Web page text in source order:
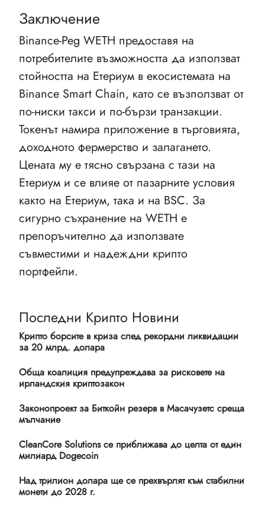
Заключение
Binance-Peg WETH предоставя на
потребителите възможността да използват
стойността на Етериум в екосистемата на
Binance Smart Chain, като се възползват от
по-ниски такси и по-бързи транзакции.
Токенът намира приложение в търговията,
доходното фермерство и залагането.
Цената му е тясно свързана с тази на
Етериум и се влияе от пазарните условия
както на Етериум, така и на BSC. За
сигурно съхранение на WETH е
препоръчително да използвате
съвместими и надеждни крипто
портфейли.
Последни Крипто Новини
Крипто борсите в криза след рекордни ликвидации
за 20 млрд. долара
Обща коалиция предупреждава за рисковете на
ирландския криптозакон
Законопроект за Биткойн резерв в Масачузетс среща
мълчание
CleanCore Solutions се приближава до целта от един
милиард Dogecoin
Над трилион долара ще се прехвърлят към стабилни
монети до 2028 г.